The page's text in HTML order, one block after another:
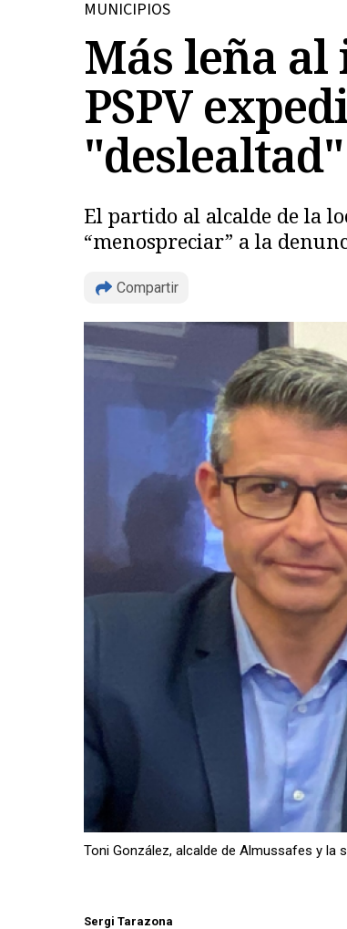
MUNICIPIOS
Más leña
PSPV
El partido al alcalde de la
“menospreciar” a la
Compartir
Toni González, alcalde de Almussafes y la
Sergi Tarazona